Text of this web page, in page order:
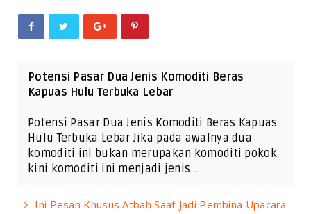
Potensi Pasar Dua Jenis Komoditi Beras
Kapuas Hulu Terbuka Lebar
Potensi Pasar Dua Jenis Komoditi Beras Kapuas
Hulu Terbuka Lebar Jika pada awalnya dua
komoditi ini bukan merupakan komoditi pokok
kini komoditi ini menjadi jenis …
Ini Pesan Khusus Atbah Saat Jadi Pembina Upacara